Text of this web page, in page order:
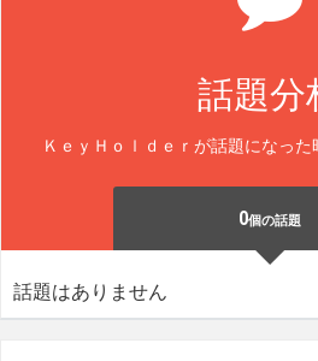
話題分
ＫｅｙＨｏｌｄｅｒが話題になった
0個の話題
話題はありません